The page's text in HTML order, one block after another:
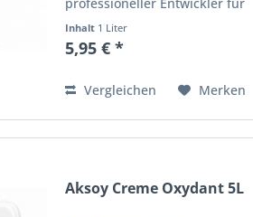
professioneller Entwickler für
Haarfarben, Blondierungen und
oxidative Colorationen. Die
cremige Konsistenz ermöglicht
sowie einfaches...
Inhalt 1 Liter
5,95 € *
Vergleichen Merken
Aksoy Creme Oxydant 5L